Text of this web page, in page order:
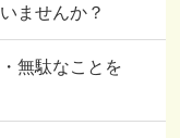
ませんか？
無駄なことを